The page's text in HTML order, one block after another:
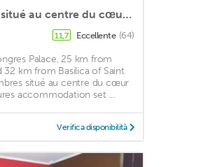
Duplex 2 chambres situé au centre du cœur historique de Liège
11,7 Eccellente (64)
Palace, 25 km from
32 km from Basilica of Saint
situé au centre du cœur
accommodation set ...
Verifica disponibilità